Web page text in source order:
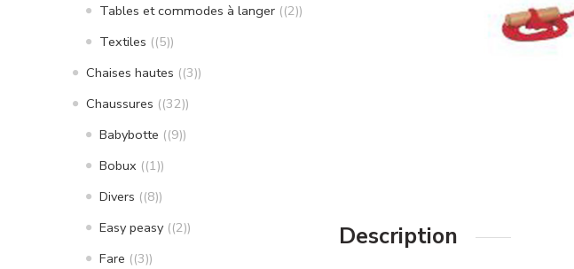
Description
Tables et commodes à langer (2)
Textiles (5)
Chaises hautes (3)
Chaussures (32)
Babybotte (9)
Bobux (1)
Divers (8)
Easy peasy (2)
Fare (3)